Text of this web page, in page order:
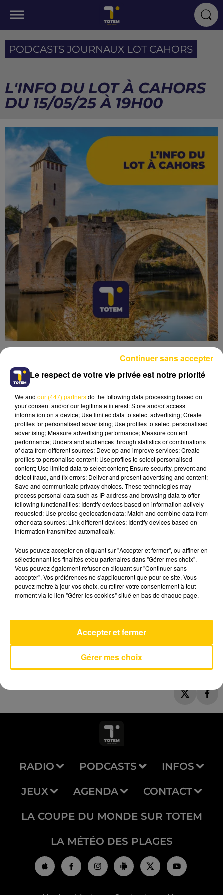
PODCASTS JOURNAUX LOT CAHORS
L'INFO DU LOT À CAHORS
DU 15/05/25 À 19H00
Lecture (3 min 40 sec)
15 mai 2025 - 3 min 40 sec
L'INFO DU LOT À CAHORS DU 15/05/25
À 19H00
L'info du Lot à Cahors
ZAZIE
AVEYRON NORD
RADIO PODCASTS INFOS
JEUX AGENDA CONTACT
LA COUPE DU MONDE SUR TOTEM
LA MÉTÉO DES PLAGES
Le respect de votre vie privée est notre priorité
We and our (447) partnersdo the following data processing based on
your consent and/or our legitimate interest: Store and/or access
information on a device; Use limited data to select advertising; Create
profiles for personalised advertising; Use profiles to select personalised
advertising; Measure advertising performance; Measure content
performance; Understand audiences through statistics or combinations
of data from different sources; Develop and improve services; Create
profiles to personalise content; Use profiles to select personalised
content; Use limited data to select content; Ensure security, prevent and
detect fraud, and fix errors; Deliver and present advertising and content;
Save and communicate privacy choices. These technologies may
process personal data such as IP address and browsing data to offer
following functionalities: Identify devices based on information actively
requested; Use precise geolocation data; Match and combine data from
other data sources; Link different devices; Identify devices based on
information transmitted automatically.
Vous pouvez accepter en cliquant sur "Accepter et fermer", ou affiner en
sélectionnant les finalités et/ou partenaires dans "Gérer mes choix".
Vous pouvez également refuser en cliquant sur "Continuer sans
accepter". Vos préférences ne s'appliqueront que pour ce site. Vous
pouvez mettre à jour vos choix, ou retirer votre consentement à tout
moment via le lien "Gérer les cookies" situé en bas de chaque page.
Gérer mes choix
Accepter et fermer
Continuer sans accepter